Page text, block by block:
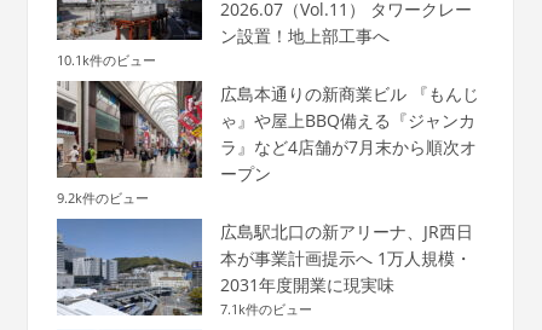
2026.07（Vol.11） タワークレー
ン設置！地上部工事へ
10.1k件のビュー
広島本通りの新商業ビル 『もんじ
ゃ』や屋上BBQ備える『ジャンカ
ラ』など4店舗が7月末から順次オ
ープン
9.2k件のビュー
広島駅北口の新アリーナ、JR西日
本が事業計画提示へ 1万人規模・
2031年度開業に現実味
7.1k件のビュー